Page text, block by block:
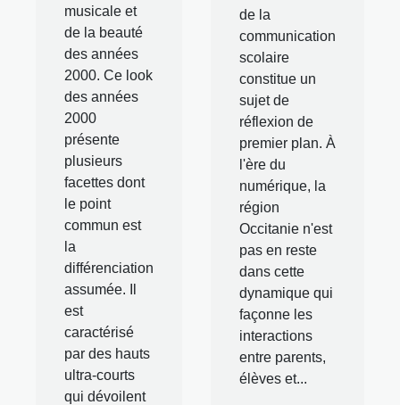
musicale et
de la beauté
des années
2000. Ce look
des années
2000
présente
plusieurs
facettes dont
le point
commun est
la
différenciation
assumée. Il
est
caractérisé
par des hauts
ultra-courts
qui dévoilent
de la
communication
scolaire
constitue un
sujet de
réflexion de
premier plan. À
l'ère du
numérique, la
région
Occitanie n'est
pas en reste
dans cette
dynamique qui
façonne les
interactions
entre parents,
élèves et...